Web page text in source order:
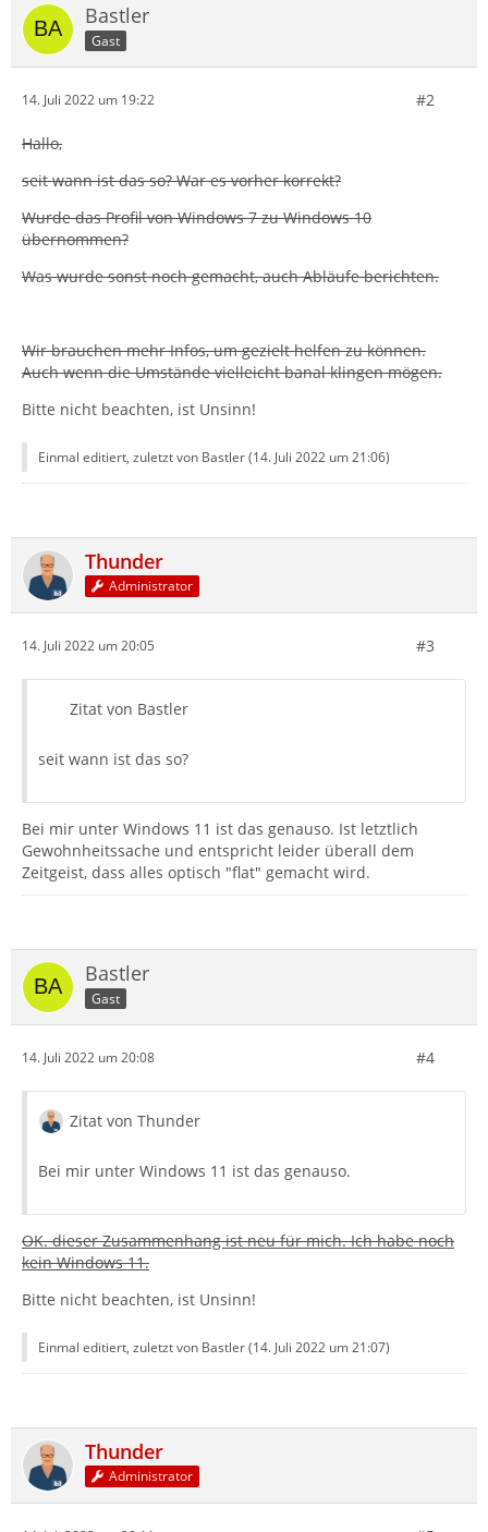
Bastler
Gast
14. Juli 2022 um 19:22 #2
Hallo,
seit wann ist das so? War es vorher korrekt?
Wurde das Profil von Windows 7 zu Windows 10
übernommen?
Was wurde sonst noch gemacht, auch Abläufe berichten.
Wir brauchen mehr Infos, um gezielt helfen zu können.
Auch wenn die Umstände vielleicht banal klingen mögen.
Bitte nicht beachten, ist Unsinn!
Einmal editiert, zuletzt von Bastler (14. Juli 2022 um 21:06)
Thunder
Administrator
14. Juli 2022 um 20:05 #3
Zitat von Bastler
seit wann ist das so?
Bei mir unter Windows 11 ist das genauso. Ist letztlich
Gewohnheitssache und entspricht leider überall dem
Zeitgeist, dass alles optisch "flat" gemacht wird.
Bastler
Gast
14. Juli 2022 um 20:08 #4
Zitat von Thunder
Bei mir unter Windows 11 ist das genauso.
OK. dieser Zusammenhang ist neu für mich. Ich habe noch
kein Windows 11.
Bitte nicht beachten, ist Unsinn!
Einmal editiert, zuletzt von Bastler (14. Juli 2022 um 21:07)
Thunder
Administrator